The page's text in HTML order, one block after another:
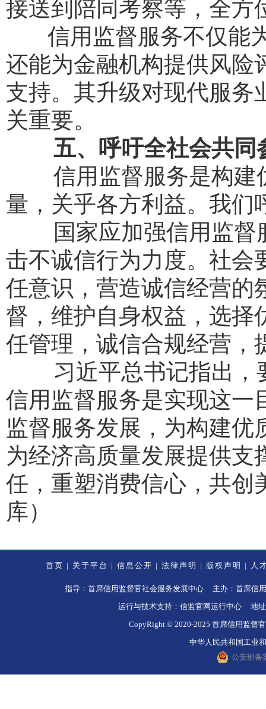
接送到陪同考察等，全方
信用监督服务不仅能
还能为金融机构提供风险
支持。其升级对现代服务
关重要。
五、呼吁全社会共同
信用监督服务是构建
量，关乎各方利益。我们
国家应加强信用监督
击不诚信行为力度。社会
任意识，营造诚信经营的
督，维护自身权益，选择
任管理，诚信合规经营，
习近平总书记指出，
信用监督服务是实现这一
监督服务发展，为构建
为经济高质量发展提供支
任，重塑消费信心，共创
库）
首页 | 关于平台 | 信息公开 | 法律声明 | 版权声明 | 人
指导：首席信用监督官社会服务发展中心 主办：首席信
运行与技术支持：信监官网运行中心 地
CopyRight © 2020-2025 首席信用监督
中华人民共和国工业
公安部备